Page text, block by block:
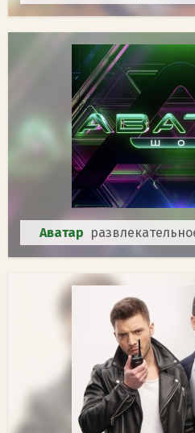
Аватар